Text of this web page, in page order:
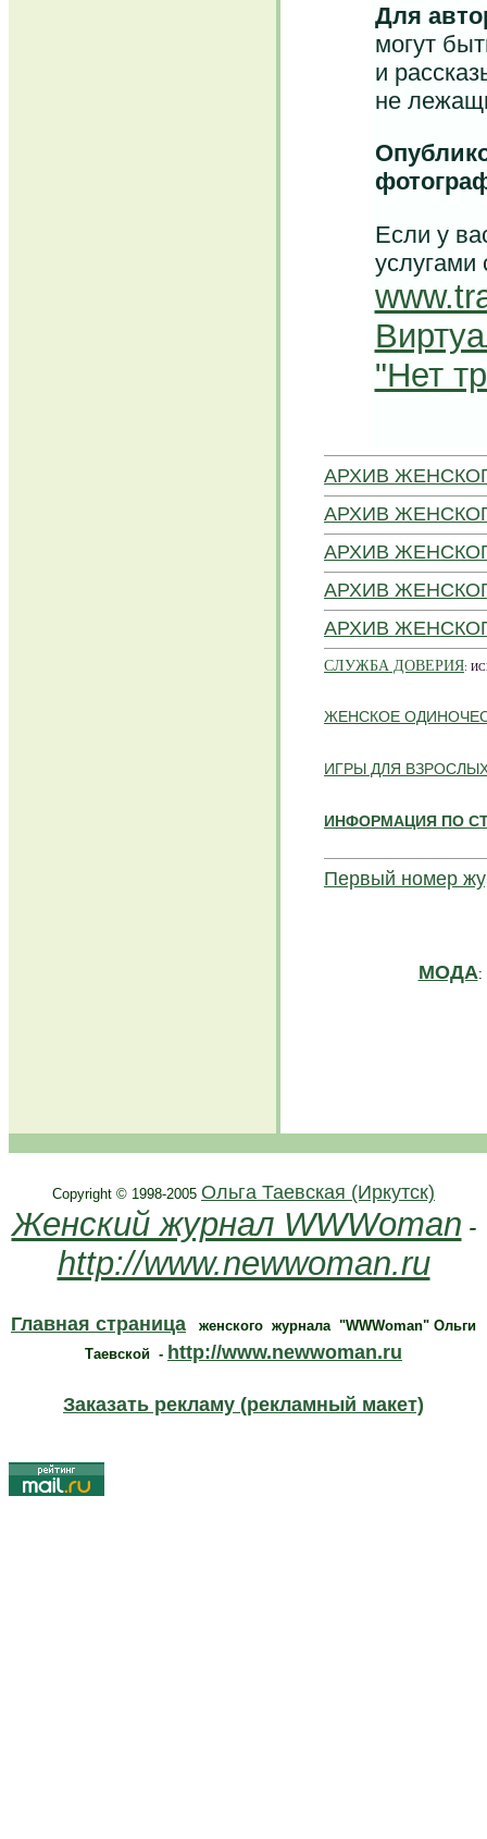
Для
могут
и
не
Если у
услугами
"Нет
АРХИВ
АРХИВ
АРХИВ
АРХИВ
АРХИВ
СЛУЖБА ДОВЕРИЯ:
ЖЕНСКОЕ
ИГРЫ ДЛЯ
ИНФОРМАЦИЯ ПО
Первый номер
МОДА:
Copyright © 1998-2005 Ольга Таевская (Иркутск)
Женский журнал WWWoman -
http://www.newwoman.ru
Главная страница женского журнала "WWWoman" Ольги
Таевской - http://www.newwoman.ru
Заказать рекламу (рекламный макет)